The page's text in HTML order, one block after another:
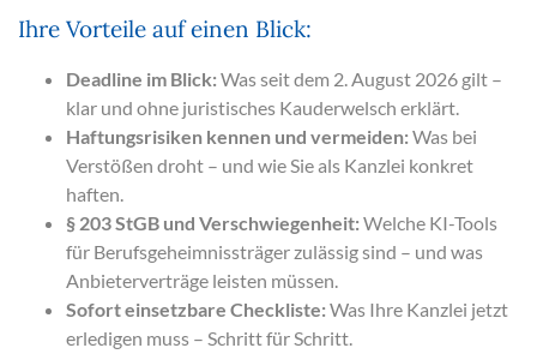
Ihre Vorteile auf einen Blick:
Deadline im Blick: Was seit dem 2. August 2026 gilt –
klar und ohne juristisches Kauderwelsch erklärt.
Haftungsrisiken kennen und vermeiden: Was bei
Verstößen droht – und wie Sie als Kanzlei konkret
haften.
§ 203 StGB und Verschwiegenheit: Welche KI-Tools
für Berufsgeheimnissträger zulässig sind – und was
Anbieterverträge leisten müssen.
Sofort einsetzbare Checkliste: Was Ihre Kanzlei jetzt
erledigen muss – Schritt für Schritt.